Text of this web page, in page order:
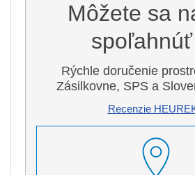
Môžete sa
spoľahnúť
Rýchle doručenie
Zásilkovne, SPS a
Recenzie